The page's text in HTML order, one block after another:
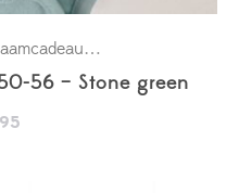
,
56 – Stone green